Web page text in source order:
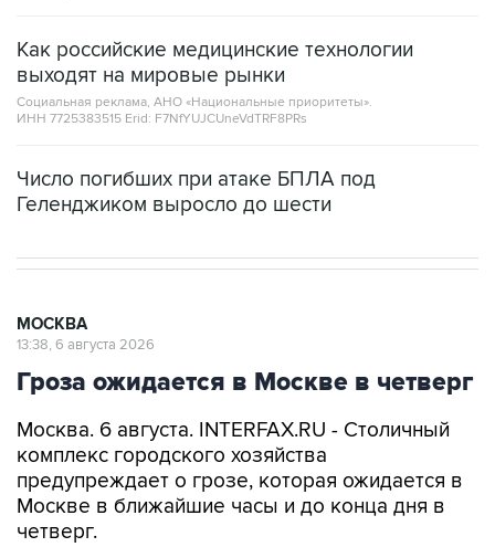
Как российские медицинские технологии
выходят на мировые рынки
Социальная реклама, АНО «Национальные приоритеты».
ИНН 7725383515 Erid: F7NfYUJCUneVdTRF8PRs
Число погибших при атаке БПЛА под
Геленджиком выросло до шести
МОСКВА
13:38, 6 августа 2026
Гроза ожидается в Москве в четверг
Москва. 6 августа. INTERFAX.RU - Столичный
комплекс городского хозяйства
предупреждает о грозе, которая ожидается в
Москве в ближайшие часы и до конца дня в
четверг.